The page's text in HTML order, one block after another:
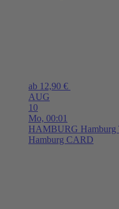
ab 12,90 €
AUG
10
Mo, 00:01
HAMBURG Hamburg
Hamburg CARD